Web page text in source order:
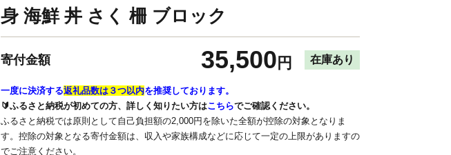
身 海鮮 丼 さく 柵 ブロック
寄付金額 35,500 円 在庫あり
一度に決済する返礼品数は３つ以内を推奨しております。
🔰ふるさと納税が初めての方、詳しく知りたい方はこちらでご確認ください。
ふるさと納税では原則として自己負担額の2,000円を除いた全額が控除の対象となりま
す。控除の対象となる寄付金額は、収入や家族構成などに応じて一定の上限がありますの
でご注意ください。